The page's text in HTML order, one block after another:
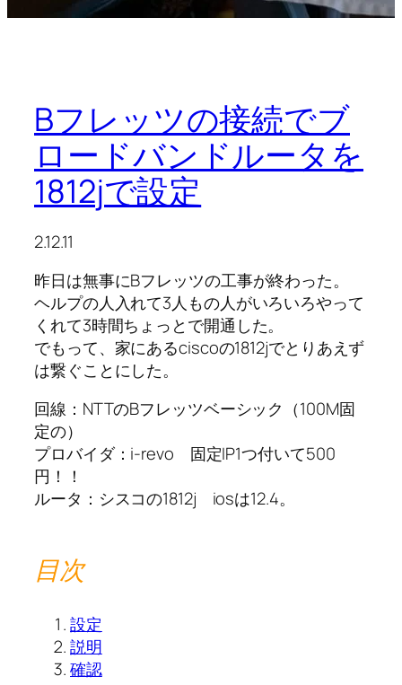
Bフレッツの接続でブ
ロードバンドルータを
1812jで設定
2.12.11
昨日は無事にBフレッツの工事が終わった。
ヘルプの人入れて3人もの人がいろいろやって
くれて3時間ちょっとで開通した。
でもって、家にあるciscoの1812jでとりあえず
は繋ぐことにした。
回線：NTTのBフレッツベーシック（100M固
定の）
プロバイダ：i-revo 固定IP1つ付いて500
円！！
ルータ：シスコの1812j iosは12.4。
目次
設定
説明
確認